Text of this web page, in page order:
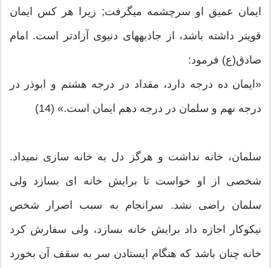
ایمان عمیق او سرچشمه می‏گرفت; زیرا هر کس ایمان
قویتر داشته باشد، از جاذبه‏های دنیوی آزادتر است. امام
صادق(ع) فرمود:
«ایمان ده درجه دارد، مقداد در درجه هشتم و ابوذر در
درجه نهم و سلمان در درجه دهم ایمان است.» (14)
سلمان، خانه نداشت و هرگز دل به خانه‏ سازی نمی‏داد.
شخصی از او خواست تا برایش خانه‏ ای بسازد ولی
سلمان راضی نشد. سرانجام به سبب اصرار شخص
نیکوکار اجازه داد برایش خانه بسازد، ولی سفارش کرد
خانه چنان باشد که هنگام ایستادن سر به سقف آن بخورد